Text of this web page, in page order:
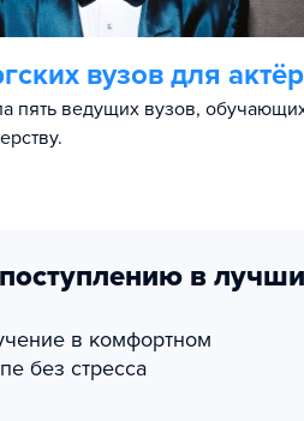
вузов для
пять ведущих вузов,
в
в комфортном
без стресса